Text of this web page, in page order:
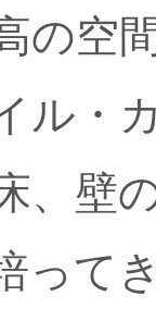
の空
ル・
、壁
って